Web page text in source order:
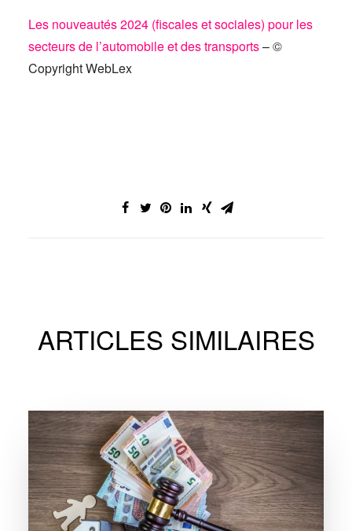
Les nouveautés 2024 (fiscales et sociales) pour les
secteurs de l’automobile et des transports– ©
Copyright WebLex
ARTICLES SIMILAIRES